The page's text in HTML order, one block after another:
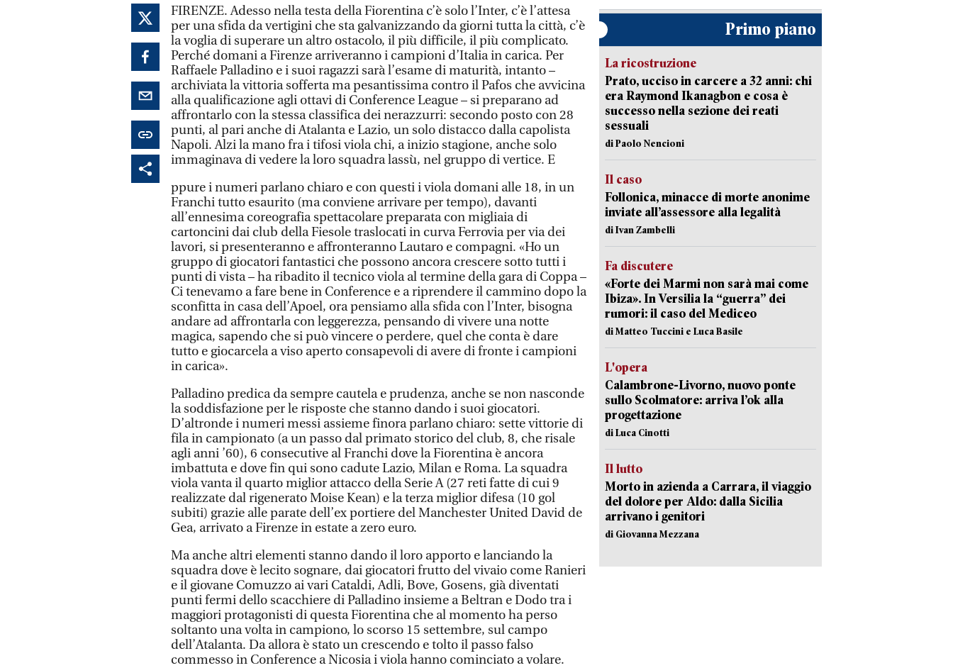
FIRENZE. Adesso nella testa della Fiorentina c’è solo l’Inter, c’è l’attesa
per una sfida da vertigini che sta galvanizzando da giorni tutta la città, c’è
la voglia di superare un altro ostacolo, il più difficile, il più complicato.
Perché domani a Firenze arriveranno i campioni d’Italia in carica. Per
Raffaele Palladino e i suoi ragazzi sarà l’esame di maturità, intanto –
archiviata la vittoria sofferta ma pesantissima contro il Pafos che avvicina
alla qualificazione agli ottavi di Conference League – si preparano ad
affrontarlo con la stessa classifica dei nerazzurri: secondo posto con 28
punti, al pari anche di Atalanta e Lazio, un solo distacco dalla capolista
Napoli. Alzi la mano fra i tifosi viola chi, a inizio stagione, anche solo
immaginava di vedere la loro squadra lassù, nel gruppo di vertice. E
ppure i numeri parlano chiaro e con questi i viola domani alle 18, in un
Franchi tutto esaurito (ma conviene arrivare per tempo), davanti
all’ennesima coreografia spettacolare preparata con migliaia di
cartoncini dai club della Fiesole traslocati in curva Ferrovia per via dei
lavori, si presenteranno e affronteranno Lautaro e compagni. «Ho un
gruppo di giocatori fantastici che possono ancora crescere sotto tutti i
punti di vista – ha ribadito il tecnico viola al termine della gara di Coppa –
Ci tenevamo a fare bene in Conference e a riprendere il cammino dopo la
sconfitta in casa dell’Apoel, ora pensiamo alla sfida con l’Inter, bisogna
andare ad affrontarla con leggerezza, pensando di vivere una notte
magica, sapendo che si può vincere o perdere, quel che conta è dare
tutto e giocarcela a viso aperto consapevoli di avere di fronte i campioni
in carica».
Palladino predica da sempre cautela e prudenza, anche se non nasconde
la soddisfazione per le risposte che stanno dando i suoi giocatori.
D’altronde i numeri messi assieme finora parlano chiaro: sette vittorie di
fila in campionato (a un passo dal primato storico del club, 8, che risale
agli anni ’60), 6 consecutive al Franchi dove la Fiorentina è ancora
imbattuta e dove fin qui sono cadute Lazio, Milan e Roma. La squadra
viola vanta il quarto miglior attacco della Serie A (27 reti fatte di cui 9
realizzate dal rigenerato Moise Kean) e la terza miglior difesa (10 gol
subiti) grazie alle parate dell’ex portiere del Manchester United David de
Gea, arrivato a Firenze in estate a zero euro.
Ma anche altri elementi stanno dando il loro apporto e lanciando la
squadra dove è lecito sognare, dai giocatori frutto del vivaio come Ranieri
e il giovane Comuzzo ai vari Cataldi, Adli, Bove, Gosens, già diventati
punti fermi dello scacchiere di Palladino insieme a Beltran e Dodo tra i
maggiori protagonisti di questa Fiorentina che al momento ha perso
soltanto una volta in campiono, lo scorso 15 settembre, sul campo
dell’Atalanta. Da allora è stato un crescendo e tolto il passo falso
commesso in Conference a Nicosia i viola hanno cominciato a volare.
Primo piano
La ricostruzione
Prato, ucciso in carcere a 32 anni: chi
era Raymond Ikanagbon e cosa è
successo nella sezione dei reati
sessuali
di Paolo Nencioni
Il caso
Follonica, minacce di morte anonime
inviate all’assessore alla legalità
di Ivan Zambelli
Fa discutere
«Forte dei Marmi non sarà mai come
Ibiza». In Versilia la “guerra” dei
rumori: il caso del Mediceo
di Matteo Tuccini e Luca Basile
L'opera
Calambrone-Livorno, nuovo ponte
sullo Scolmatore: arriva l’ok alla
progettazione
di Luca Cinotti
Il lutto
Morto in azienda a Carrara, il viaggio
del dolore per Aldo: dalla Sicilia
arrivano i genitori
di Giovanna Mezzana